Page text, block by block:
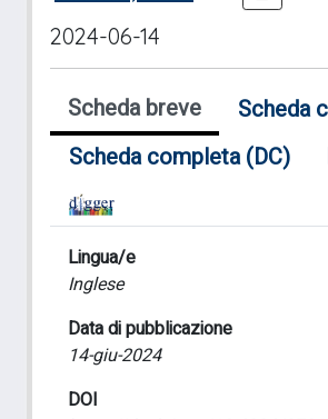
2024-06-14
Scheda breve
Scheda
Scheda completa (DC)
Lingua/e
Inglese
Data di pubblicazione
14-giu-2024
DOI